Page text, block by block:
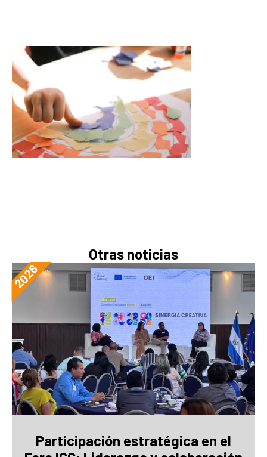
Otras noticias
Participación estratégica en el